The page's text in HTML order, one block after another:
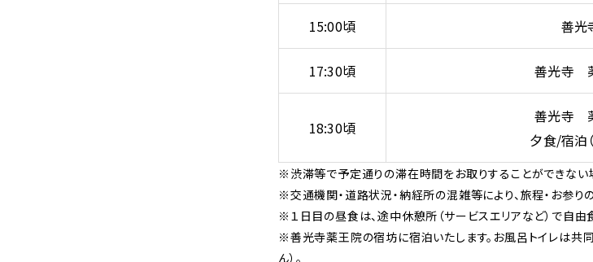
15:00頃 善光
17:30頃 善光寺
18:30頃
善光寺
夕食/宿泊
※渋滞等で予定通りの滞在時間をお取りすることができない
※交通機関・道路状況・納経所の混雑等により、旅程・お参
※１日目の昼食は、途中休憩所（サービスエリアなど）で自由
※善光寺薬王院の宿坊に宿泊いたします。お風呂トイレは共
ん）。